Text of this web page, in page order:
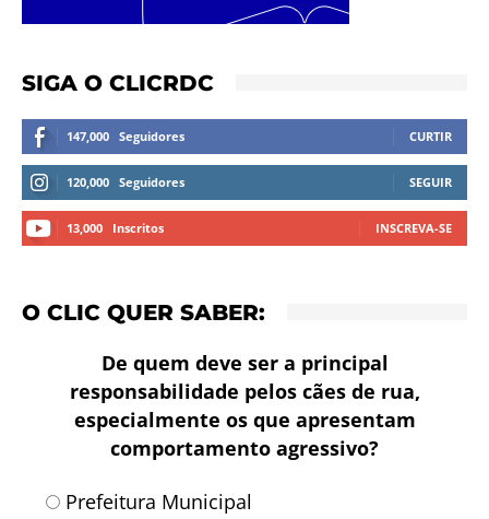
SIGA O CLICRDC
147,000 Seguidores CURTIR
120,000 Seguidores SEGUIR
13,000 Inscritos INSCREVA-SE
O CLIC QUER SABER:
De quem deve ser a principal
responsabilidade pelos cães de rua,
especialmente os que apresentam
comportamento agressivo?
Prefeitura Municipal